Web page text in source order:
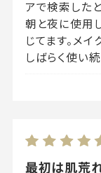
アで検索した
朝と夜に使用
じてます。メイ
しばらく使い
最初は肌荒